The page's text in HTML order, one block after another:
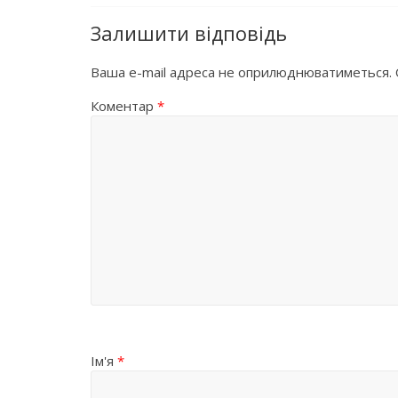
Залишити відповідь
Ваша e-mail адреса не оприлюднюватиметься.
Коментар *
Ім'я *